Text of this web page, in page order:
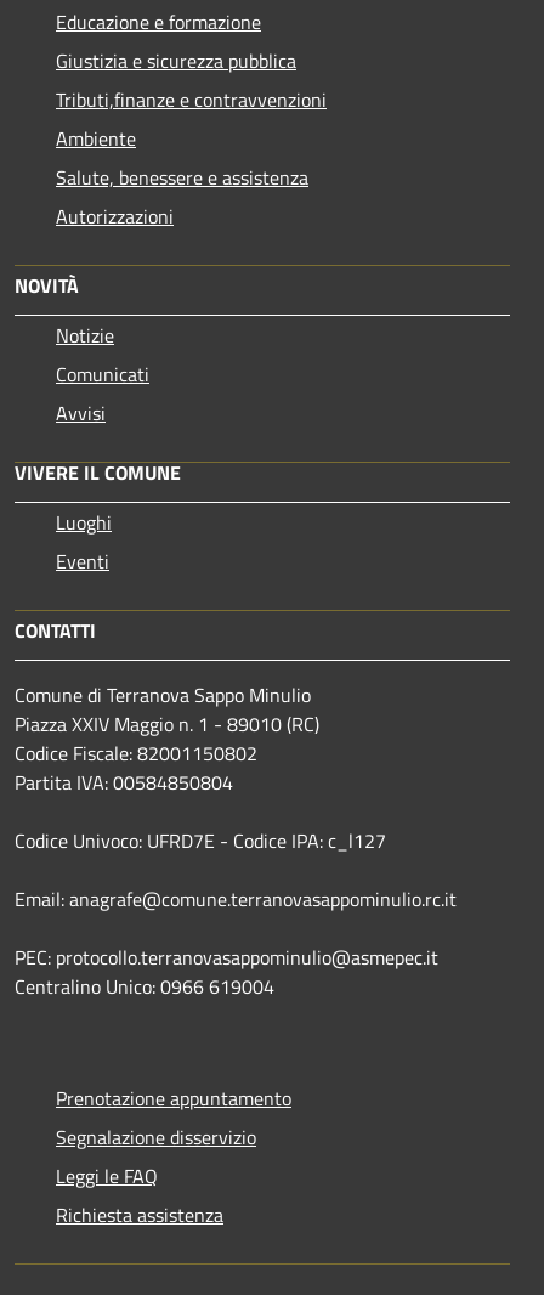
Educazione e formazione
Giustizia e sicurezza pubblica
Tributi,finanze e contravvenzioni
Ambiente
Salute, benessere e assistenza
Autorizzazioni
NOVITÀ
Notizie
Comunicati
Avvisi
VIVERE IL COMUNE
Luoghi
Eventi
CONTATTI
Comune di Terranova Sappo Minulio
Piazza XXIV Maggio n. 1 - 89010 (RC)
Codice Fiscale: 82001150802
Partita IVA: 00584850804
Codice Univoco: UFRD7E - Codice IPA: c_l127
Email: anagrafe@comune.terranovasappominulio.rc.it
PEC: protocollo.terranovasappominulio@asmepec.it
Centralino Unico: 0966 619004
Prenotazione appuntamento
Segnalazione disservizio
Leggi le FAQ
Richiesta assistenza